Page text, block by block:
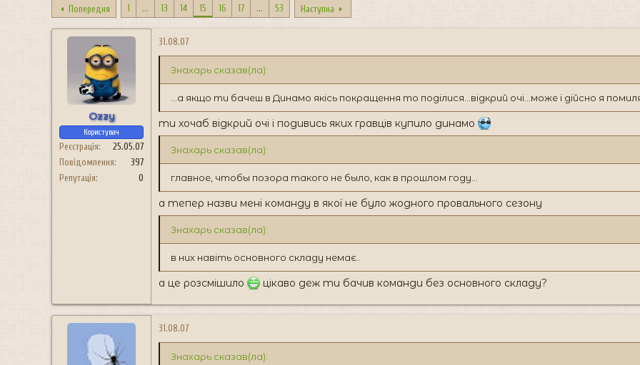
т
е
м
в
о
Попередня 1 ... 13 14 15 16 17 ... 53 Наступна
Ozzy
Користувач
Реєстрація
25.05.07
Повідомлення
397
Репутація
0
31.08.07
Знахарь сказав(ла):
...а якщо ти бачеш в Динамо якісь покращення то поділися...відкрий очі...може і дійсно я
ти хочаб відкрий очі і подивись яких гравців купило динамо
Знахарь сказав(ла):
главное, чтобы позора такого не было, как в прошлом году...
а тепер назви мені команду в якої не було жодного провального сезону
Знахарь сказав(ла):
в них навіть основного складу немає..
а це розсмішило цікаво деж ти бачив команди без основного складу?
31.08.07
Знахарь сказав(ла):